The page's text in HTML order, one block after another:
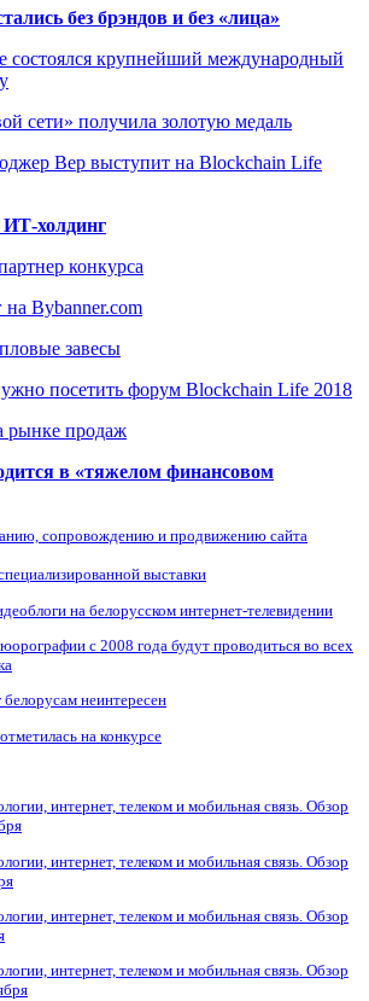
без брэндов и без «лица»
состоялся крупнейший международный
сети» получила золотую медаль
Вер выступит на Blockchain Life
ИТ-холдинг
конкурса
на Bybanner.com
завесы
посетить форум Blockchain Life 2018
рынке продаж
в «тяжелом финансовом
сопровождению и продвижению сайта
выставки
на белорусском интернет-телевидении
с 2008 года будут проводиться во всех
неинтересен
на конкурсе
интернет, телеком и мобильная связь. Обзор
интернет, телеком и мобильная связь. Обзор
интернет, телеком и мобильная связь. Обзор
интернет, телеком и мобильная связь. Обзор